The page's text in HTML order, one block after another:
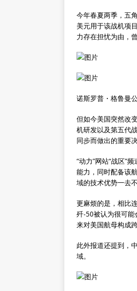
今年春夏两季，五
美元用于该战机项
力存在担忧为由，
诺斯罗普・格鲁曼
但如今美国突然改
机研发以及第五代
同步而做出的重要决
“动力”网站“战区”
能力，同时配备该
域的技术优势一去不
更麻烦的是，相比
歼-50被认为很可能
来对美国航母构成
此外报道还提到，
域。